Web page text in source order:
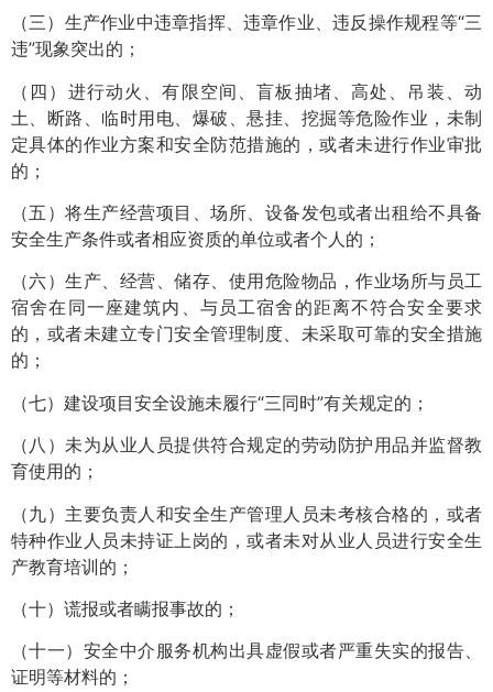
（三）生产作业中违章指挥、违章作业、违反操作规程等“三
违”现象突出的；
（四）进行动火、有限空间、盲板抽堵、高处、吊装、动
土、断路、临时用电、爆破、悬挂、挖掘等危险作业，未制
定具体的作业方案和安全防范措施的，或者未进行作业审批
的；
（五）将生产经营项目、场所、设备发包或者出租给不具备
安全生产条件或者相应资质的单位或者个人的；
（六）生产、经营、储存、使用危险物品，作业场所与员工
宿舍在同一座建筑内、与员工宿舍的距离不符合安全要求
的，或者未建立专门安全管理制度、未采取可靠的安全措施
的；
（七）建设项目安全设施未履行“三同时”有关规定的；
（八）未为从业人员提供符合规定的劳动防护用品并监督教
育使用的；
（九）主要负责人和安全生产管理人员未考核合格的，或者
特种作业人员未持证上岗的，或者未对从业人员进行安全生
产教育培训的；
（十）谎报或者瞒报事故的；
（十一）安全中介服务机构出具虚假或者严重失实的报告、
证明等材料的；